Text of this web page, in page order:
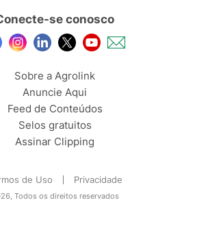
se conosco
Sobre a Agrolink
Anuncie Aqui
Feed de Conteúdos
Selos gratuitos
Assinar Clipping
de Uso Privacidade
Todos os direitos reservados